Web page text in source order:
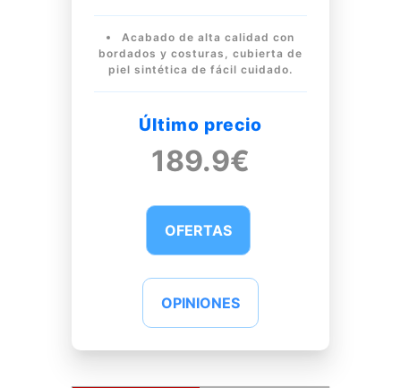
Acabado de alta calidad con
bordados y costuras, cubierta de
piel sintética de fácil cuidado.
Último precio
189.9€
OFERTAS
OPINIONES